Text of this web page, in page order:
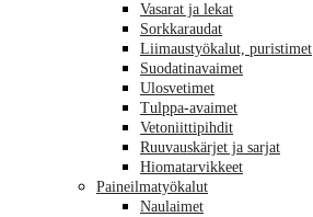
Vasarat ja lekat
Sorkkaraudat
Liimaustyökalut, puristimet
Suodatinavaimet
Ulosvetimet
Tulppa-avaimet
Vetoniittipihdit
Ruuvauskärjet ja sarjat
Hiomatarvikkeet
Paineilmatyökalut
Naulaimet